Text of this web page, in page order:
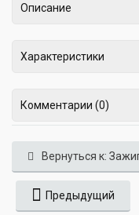
Описание
Характеристики
Комментарии (0)
Вернуться к:
Предыдущий